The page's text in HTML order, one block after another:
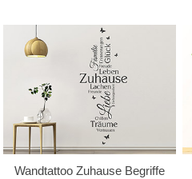
Wandtattoo Zuhause Begriffe